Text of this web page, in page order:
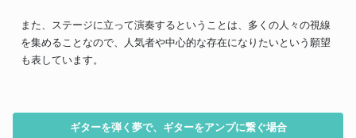
また、ステージに立って演奏するということは、多くの人々の視線
を集めることなので、人気者や中心的な存在になりたいという願望
も表しています。
ギターを弾く夢で、ギターをアンプに繋ぐ場合